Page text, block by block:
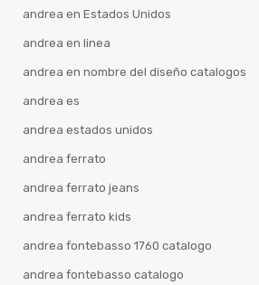
andrea en Estados Unidos
andrea en linea
andrea en nombre del diseño catalogos
andrea es
andrea estados unidos
andrea ferrato
andrea ferrato jeans
andrea ferrato kids
andrea fontebasso 1760 catalogo
andrea fontebasso catalogo